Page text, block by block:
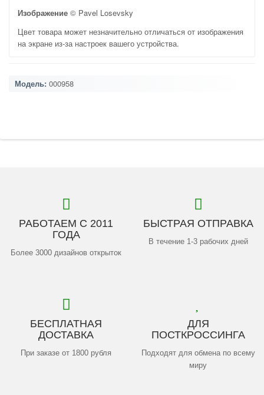
Изображение © Pavel Losevsky
Цвет товара может незначительно отличаться от изображения
на экране из-за настроек вашего устройства.
Модель: 000958
РАБОТАЕМ С 2011
ГОДА
Более 3000 дизайнов открыток
БЫСТРАЯ ОТПРАВКА
В течение 1-3 рабочих дней
БЕСПЛАТНАЯ
ДОСТАВКА
При заказе от 1800 рубля
ДЛЯ
ПОСТКРОССИНГА
Подходят для обмена по всему
миру